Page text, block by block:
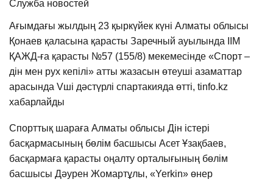
Служба новостей
Ағымдағы жылдың 23 қыркүйек күні Алматы облысы
Қонаев қаласына қарасты Заречный ауылында ІІМ
ҚАЖД-ға қарасты №57 (155/8) мекемесінде «Спорт –
дін мен рух кепілі» атты жазасын өтеуші азаматтар
арасында Vші дәстүрлі спартакияда өтті, tinfo.kz
хабарлайды
Спорттық шараға Алматы облысы Дін істері
басқармасының бөлім басшысы Асет Ұзақбаев,
басқармаға қарасты оңалту орталығының бөлім
басшысы Дәурен Жомартұлы, «Yerkin» өнер